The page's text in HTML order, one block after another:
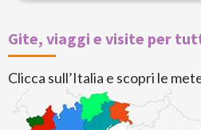
Gite, viaggi e visite per
Clicca sull’Italia e scopri le